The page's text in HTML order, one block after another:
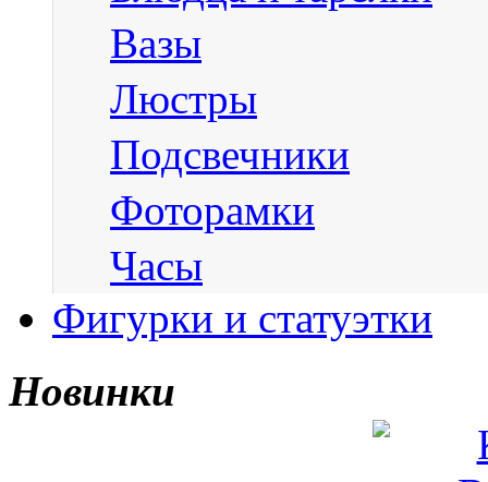
Вазы
Люстры
Подсвечники
Фоторамки
Часы
Фигурки и статуэтки
Новинки